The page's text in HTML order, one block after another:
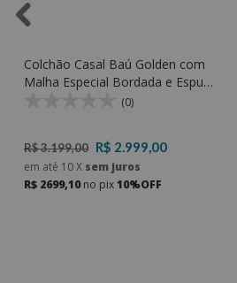
Colchão Casal Baú Golden com
Malha Especial Bordada e Espuma
D33 - Rondomóveis
(0)
R$ 3.199,00 R$ 2.999,00
em até 10X sem juros
R$ 2699,10no pix10%OFF